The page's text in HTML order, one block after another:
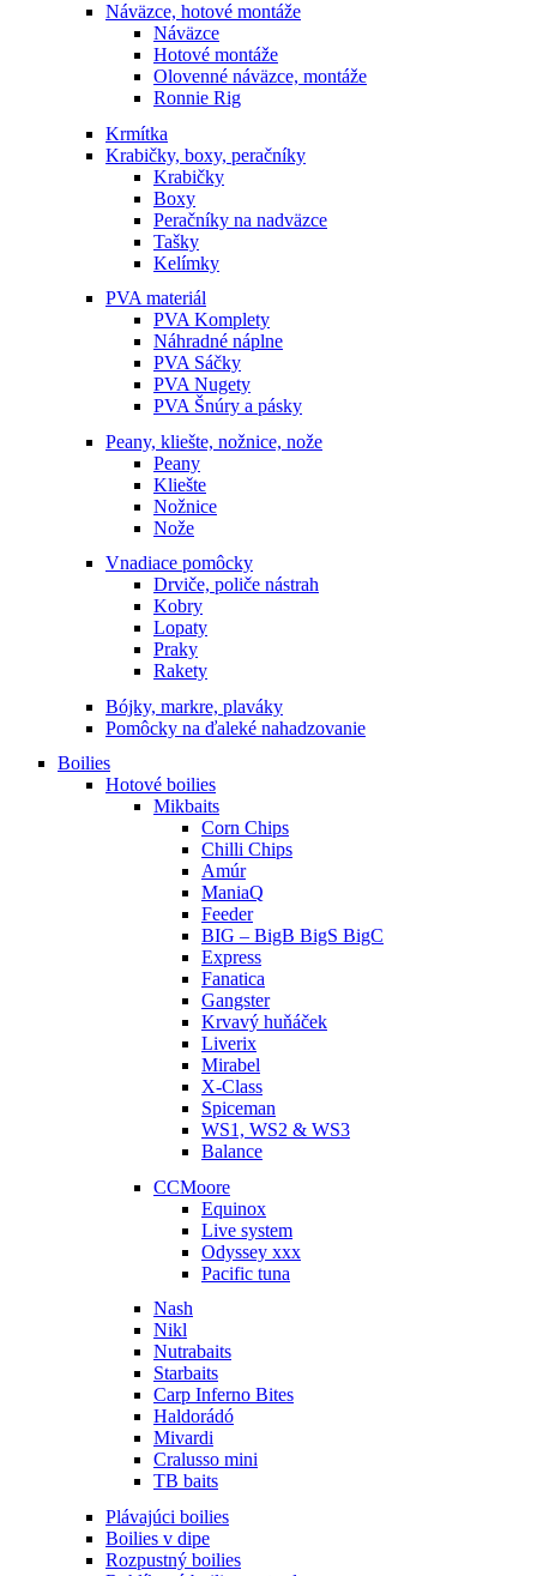
Náväzce, hotové montáže
Náväzce
Hotové montáže
Olovenné náväzce, montáže
Ronnie Rig
Krmítka
Krabičky, boxy, peračníky
Krabičky
Boxy
Peračníky na nadväzce
Tašky
Kelímky
PVA materiál
PVA Komplety
Náhradné náplne
PVA Sáčky
PVA Nugety
PVA Šnúry a pásky
Peany, kliešte, nožnice, nože
Peany
Kliešte
Nožnice
Nože
Vnadiace pomôcky
Drviče, poliče nástrah
Kobry
Lopaty
Praky
Rakety
Bójky, markre, plaváky
Pomôcky na ďaleké nahadzovanie
Boilies
Hotové boilies
Mikbaits
Corn Chips
Chilli Chips
Amúr
ManiaQ
Feeder
BIG – BigB BigS BigC
Express
Fanatica
Gangster
Krvavý huňáček
Liverix
Mirabel
X-Class
Spiceman
WS1, WS2 & WS3
Balance
CCMoore
Equinox
Live system
Odyssey xxx
Pacific tuna
Nash
Nikl
Nutrabaits
Starbaits
Carp Inferno Bites
Haldorádó
Mivardi
Cralusso mini
TB baits
Plávajúci boilies
Boilies v dipe
Rozpustný boilies